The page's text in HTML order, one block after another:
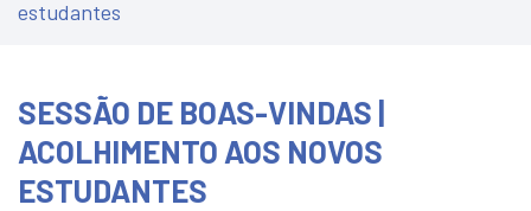
estudantes
SESSÃO DE BOAS-VINDAS |
ACOLHIMENTO AOS NOVOS
ESTUDANTES